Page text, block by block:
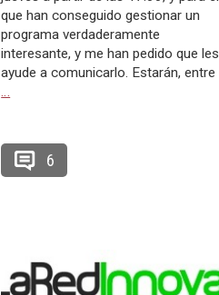
que han conseguido gestionar un
programa verdaderamente
interesante, y me han pedido que les
ayude a comunicarlo. Estarán, entre
…
6